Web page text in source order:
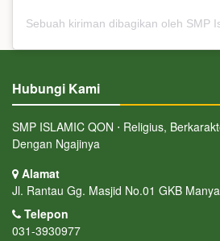
Hubungi Kami
SMP ISLAMIC QON ⋅ Religius,
Dengan Ngajinya
Alamat
Jl. Rantau Gg. Masjid No.01 GKB
Telepon
031-3930977